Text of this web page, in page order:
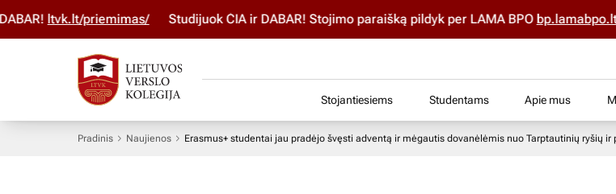
ltvk.lt/priemimas/ Studijuok ČIA ir DABAR! Stojimo paraišką pildyk per LAMA BPObp.lamabpo.lt|
Stojantiesiems Studentams Apie mus
Pradinis Naujienos Erasmus+ studentai jau pradėjo švęsti adventą ir mėgautis dovanėlėmis nuo Tarptautinių ryšių ir